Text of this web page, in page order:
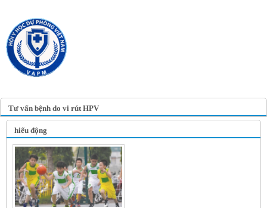
Tư vấn bệnh do vi rút HPV
hiếu động